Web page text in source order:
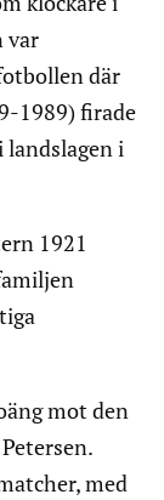
var
där
1989) firade
landslagen i
1921
mot den
med